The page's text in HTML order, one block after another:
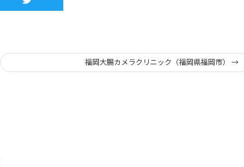
福岡大腸カメラクリニック（福岡県福岡市） →